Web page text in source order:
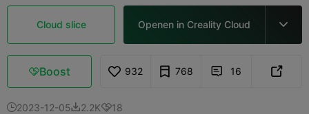
Cloud slice Openen in Creality Cloud 
Boost 932 768  16 
2023-12-052.2K18